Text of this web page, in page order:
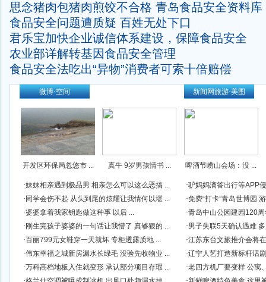
思念猪肉包猪肉煎饺不合格 青岛食品安全资料库
食品安全问题遭质疑 百姓无处下口
君乐宝加快企业诚信体系建设，保障食品安全
农业部详解转基因食品安全管理
食品安全法吃出“异物”消费者可索十倍赔偿